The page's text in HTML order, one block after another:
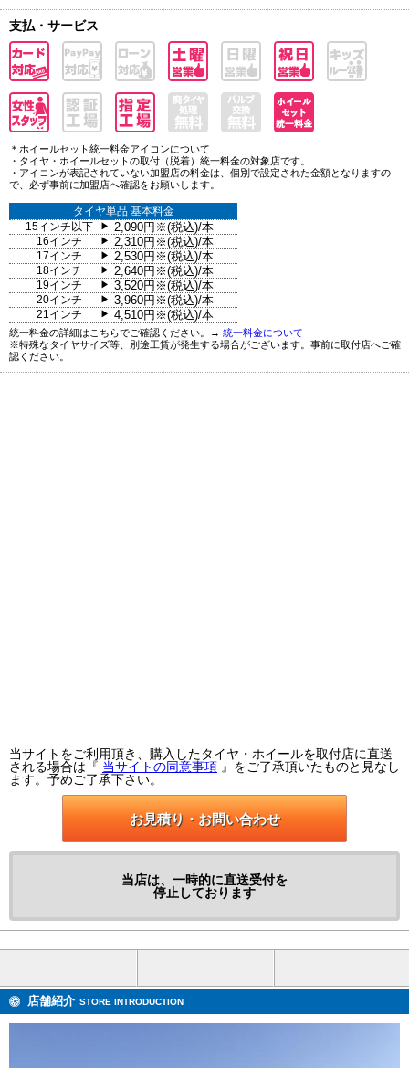
支払・サービス
＊ホイールセット統一料金アイコンについて
・タイヤ・ホイールセットの取付（脱着）統一料金の対象店です。
・アイコンが表記されていない加盟店の料金は、個別で設定された金額となりますの
で、必ず事前に加盟店へ確認をお願いします。
タイヤ単品 基本料金
15インチ以下
▶ 2,090円※(税込)/本
16インチ ▶ 2,310円※(税込)/本
17インチ ▶ 2,530円※(税込)/本
18インチ ▶ 2,640円※(税込)/本
19インチ ▶ 3,520円※(税込)/本
20インチ ▶ 3,960円※(税込)/本
21インチ ▶ 4,510円※(税込)/本
統一料金の詳細はこちらでご確認ください。→ 統一料金について
※特殊なタイヤサイズ等、別途工賃が発生する場合がございます。事前に取付店へご確
認ください。
当サイトをご利用頂き、購入したタイヤ・ホイールを取付店に直送
される場合は『 当サイトの同意事項 』をご了承頂いたものと見なし
ます。予めご了承下さい。
お見積り・お問い合わせ
当店は、一時的に直送受付を
停止しております
店舗紹介 STORE INTRODUCTION